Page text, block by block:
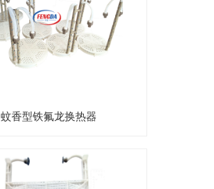
蚊香型铁氟龙换热器